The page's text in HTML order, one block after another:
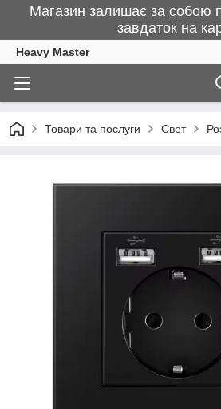
Магазин залишає за собою
завдаток на
Heavy Master
Товари та послуги Свет